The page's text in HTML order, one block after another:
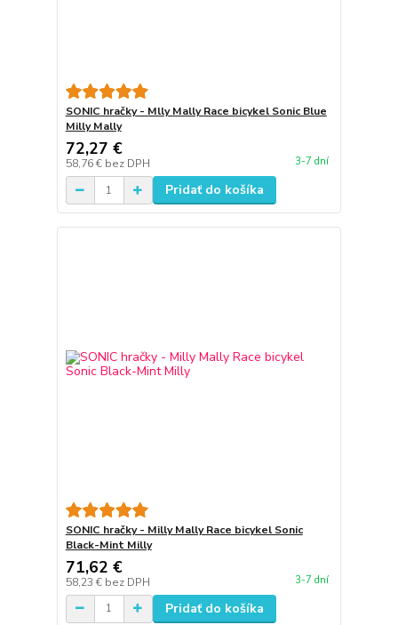
SONIC hračky - Mlly Mally Race bicykel Sonic Blue
Milly Mally
72,27 €
58,76 € bez DPH 3-7 dní
Pridať do košíka
SONIC hračky - Milly Mally Race bicykel Sonic
Black-Mint Milly
71,62 €
58,23 € bez DPH 3-7 dní
Pridať do košíka